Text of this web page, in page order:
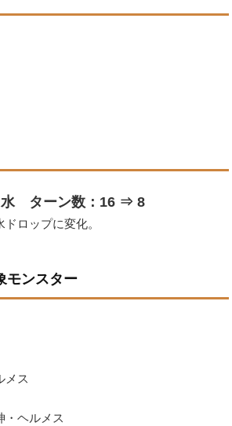
水 ターン数：16 ⇒ 8
ロップに変化。
モンスター
メス
・ヘルメス